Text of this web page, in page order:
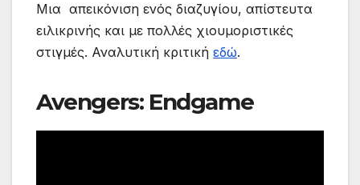
Μια απεικόνιση ενός διαζυγίου, απίστευτα
ειλικρινής και με πολλές χιουμοριστικές
στιγμές. Αναλυτική κριτική εδώ.
Avengers: Endgame